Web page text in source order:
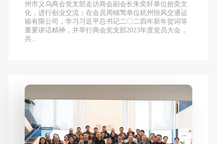
州市义乌商会党支部走访商会副会长朱奕轩单位拾奕文
化，进行创业交流；在会员周锦莺单位杭州恒风交通运
输有限公司，学习习近平总书记二〇二四年新年贺词等
重要讲话精神，并举行商会党支部2023年度党员大会，
共...